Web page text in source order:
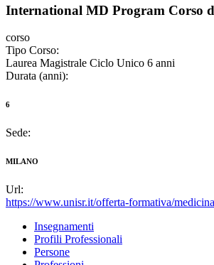
International MD Program Corso
corso
Tipo Corso:
Laurea Magistrale Ciclo Unico 6 anni
Durata (anni):
6
Sede:
MILANO
Url:
https://www.unisr.it/offerta-formativa/
Insegnamenti
Profili Professionali
Persone